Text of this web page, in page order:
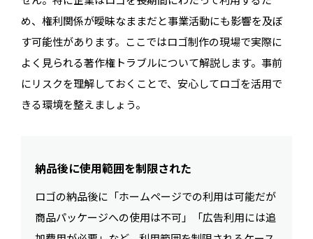
め、権利関係が曖昧なままだと事業活動にも影響を及ぼ
す可能性があります。ここではロゴ制作の現場で実際に
よく見られる著作権トラブルについて解説します。事前
にリスクを理解しておくことで、安心してロゴを活用で
きる環境を整えましょう。
納品後に使用範囲を制限された
ロゴの納品後に「ホームページでの利用は可能だが
商品パッケージへの使用は不可」「広告利用には追